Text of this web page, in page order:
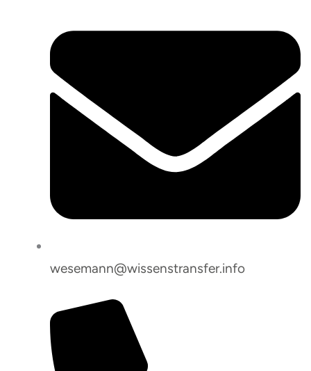
wesemann@wissenstransfer.info